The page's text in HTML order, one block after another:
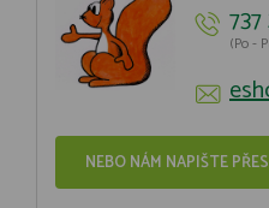
737
(Po -
NEBO NÁM NAPIŠTE